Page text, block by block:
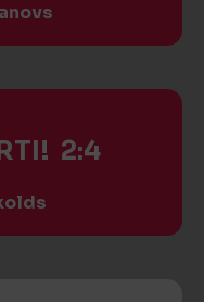
2:4